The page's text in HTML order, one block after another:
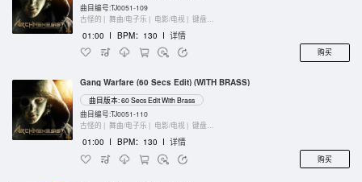
曲目编号:TJ0051-109
古怪的 | 舞曲/电子乐 | 电影/电视 | 键盘乐器
01:00 I BPM：130 I 详情
购买
Gang Warfare (60 Secs Edit) (WITH BRASS)
曲目版本: 60 Secs Edit With Brass
曲目编号:TJ0051-110
古怪的 | 舞曲/电子乐 | 电影/电视 | 键盘乐器
01:00 I BPM：130 I 详情
购买